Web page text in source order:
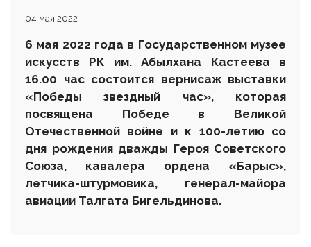
04 мая 2022
6 мая 2022 года в Государственном музее
искусств РК им. Абылхана Кастеева в
16.00 час состоится вернисаж выставки
«Победы звездный час», которая
посвящена Победе в Великой
Отечественной войне и к 100-летию со
дня рождения дважды Героя Советского
Союза, кавалера ордена «Барыс»,
летчика-штурмовика, генерал-майора
авиации Талгата Бигельдинова.